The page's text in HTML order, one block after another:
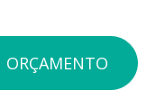
ORÇAMENTO